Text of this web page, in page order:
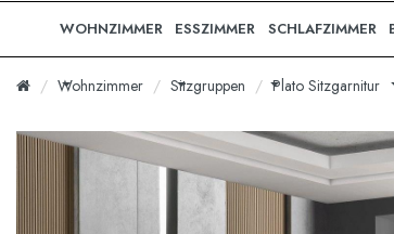
WOHNZIMMER ESSZIMMER SCHLAFZIMMER
Wohnzimmer Sitzgruppen Plato Sitzgarnitur